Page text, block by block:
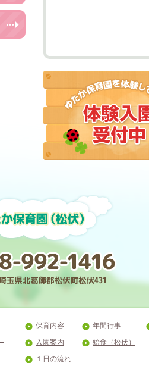
保育内容
入園案内
１日の流れ
年間行事
給食（松伏）